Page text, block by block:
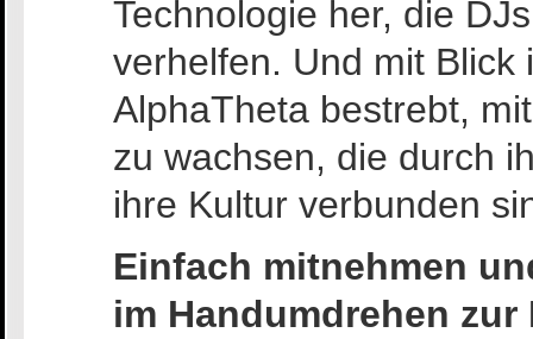
Technologie her, die
verhelfen. Und mit
AlphaTheta bestrebt,
zu wachsen, die durch
ihre Kultur verbunden
Einfach mitnehmen
im Handumdrehen